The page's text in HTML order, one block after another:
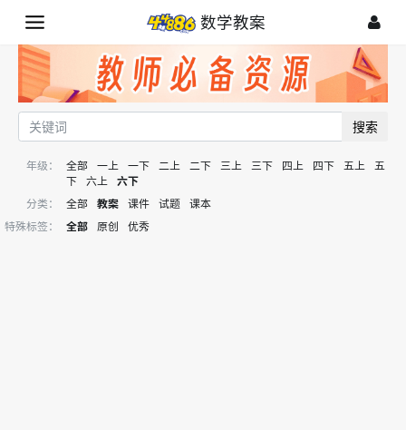
数学教案
搜索
年级： 全部 一上 一下 二上 二下 三上 三下 四上 四下 五上
五
下
六上
六下
分类：
全部 教案 课件 试题
课本
特殊标签：
全部 原创 优秀